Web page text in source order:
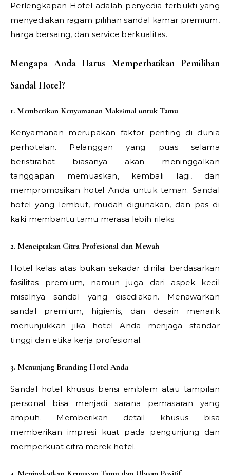
Perlengkapan Hotel adalah penyedia terbukti yang
menyediakan ragam pilihan sandal kamar premium,
harga bersaing, dan service berkualitas.
Mengapa Anda Harus Memperhatikan Pemilihan
Sandal Hotel?
1. Memberikan Kenyamanan Maksimal untuk Tamu
Kenyamanan merupakan faktor penting di dunia
perhotelan. Pelanggan yang puas selama
beristirahat biasanya akan meninggalkan
tanggapan memuaskan, kembali lagi, dan
mempromosikan hotel Anda untuk teman. Sandal
hotel yang lembut, mudah digunakan, dan pas di
kaki membantu tamu merasa lebih rileks.
2. Menciptakan Citra Profesional dan Mewah
Hotel kelas atas bukan sekadar dinilai berdasarkan
fasilitas premium, namun juga dari aspek kecil
misalnya sandal yang disediakan. Menawarkan
sandal premium, higienis, dan desain menarik
menunjukkan jika hotel Anda menjaga standar
tinggi dan etika kerja profesional.
3. Menunjang Branding Hotel Anda
Sandal hotel khusus berisi emblem atau tampilan
personal bisa menjadi sarana pemasaran yang
ampuh. Memberikan detail khusus bisa
memberikan impresi kuat pada pengunjung dan
memperkuat citra merek hotel.